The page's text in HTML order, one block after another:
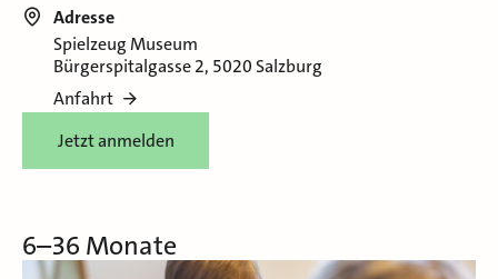
Adresse
Spielzeug Museum
Bürgerspitalgasse 2, 5020 Salzburg
Anfahrt
Jetzt anmelden
6–36 Monate